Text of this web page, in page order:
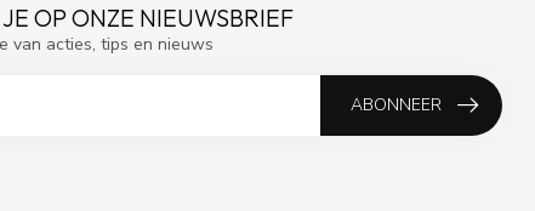
OP ONZE NIEUWSBRIEF
van acties, tips en nieuws
ABONNEER